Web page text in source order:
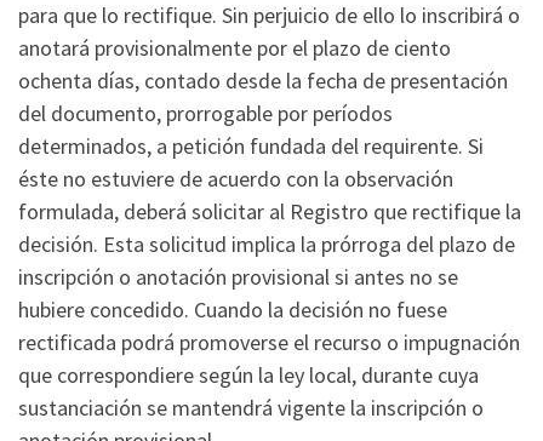
para que lo rectifique. Sin perjuicio de ello lo inscribirá o
anotará provisionalmente por el plazo de ciento
ochenta días, contado desde la fecha de presentación
del documento, prorrogable por períodos
determinados, a petición fundada del requirente. Si
éste no estuviere de acuerdo con la observación
formulada, deberá solicitar al Registro que rectifique la
decisión. Esta solicitud implica la prórroga del plazo de
inscripción o anotación provisional si antes no se
hubiere concedido. Cuando la decisión no fuese
rectificada podrá promoverse el recurso o impugnación
que correspondiere según la ley local, durante cuya
sustanciación se mantendrá vigente la inscripción o